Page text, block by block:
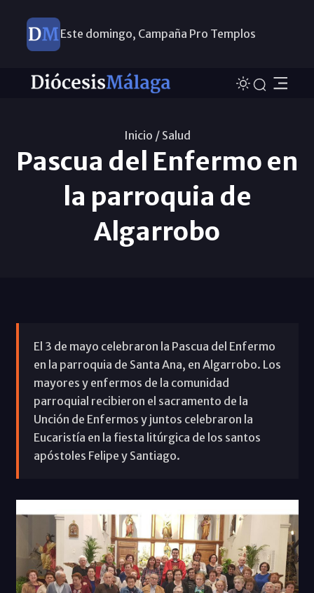
Este domingo, Campaña Pro Templos
Inicio / Salud
Pascua del Enfermo en
la parroquia de
Algarrobo
El 3 de mayo celebraron la Pascua del Enfermo
en la parroquia de Santa Ana, en Algarrobo. Los
mayores y enfermos de la comunidad
parroquial recibieron el sacramento de la
Unción de Enfermos y juntos celebraron la
Eucaristía en la fiesta litúrgica de los santos
apóstoles Felipe y Santiago.